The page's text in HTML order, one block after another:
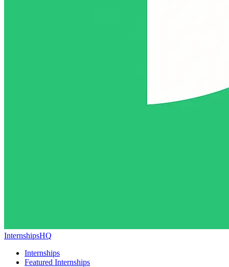
InternshipsHQ
Internships
Featured Internships